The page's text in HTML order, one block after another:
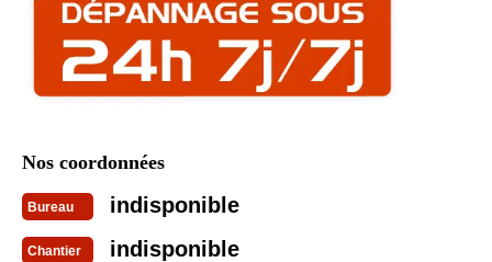
Nos coordonnées
Bureau indisponible
Chantier indisponible